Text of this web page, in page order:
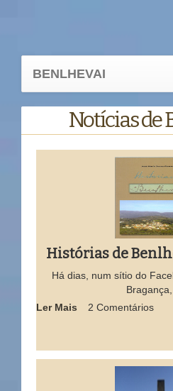
BENLHEVAI
Notícias de
Histórias de
Há dias, num sítio do
Ler Mais
2 Comentários